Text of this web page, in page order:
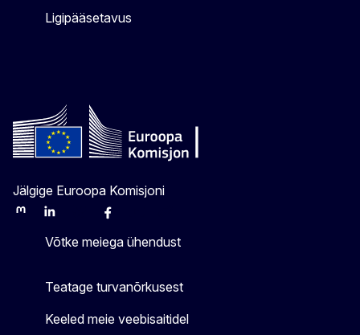
Ligipääsetavus
Jälgige Euroopa Komisjoni
MastodonLinkedInBlueskyFacebook
Võtke meiega ühendust
Teatage turvanõrkusest
Keeled meie veebisaitidel